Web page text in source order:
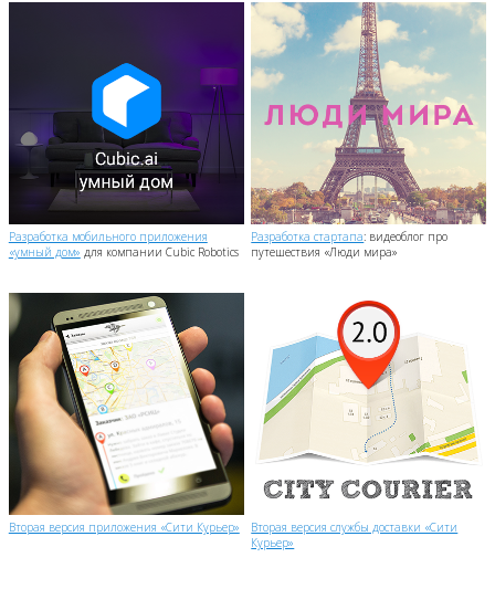
Разработка мобильного приложения
«умный дом» для компании Cubic Robotics
Разработка стартапа: видеоблог про
путешествия «Люди мира»
Вторая версия приложения «Сити Курьер»
Вторая версия службы доставки «Сити
Курьер»